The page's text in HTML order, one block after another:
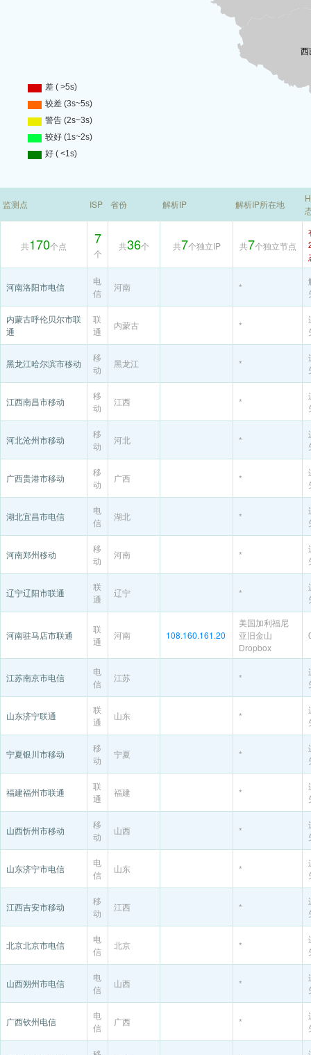
监测点 ISP 省份 解析IP 解析IP所在地
共170个点 7
个
共36个 共7个独立IP 共7个独立节点
河南洛阳市电信
电
信
河南 *
内蒙古呼伦贝尔市联
通
联
通
内蒙古 *
黑龙江哈尔滨市移动
移
动
黑龙江 *
江西南昌市移动
移
动
江西 *
河北沧州市移动
移
动
河北 *
广西贵港市移动
移
动
广西 *
湖北宜昌市电信
电
信
湖北 *
河南郑州移动
移
动
河南 *
辽宁辽阳市联通
联
通
辽宁 *
河南驻马店市联通
联
通
河南 108.160.161.20
美国加利福尼
亚旧金山
Dropbox
江苏南京市电信
电
信
江苏 *
山东济宁联通
联
通
山东 *
宁夏银川市移动
移
动
宁夏 *
福建福州市联通
联
通
福建 *
山西忻州市移动
移
动
山西 *
山东济宁市电信
电
信
山东 *
江西吉安市移动
移
动
江西 *
北京北京市电信
电
信
北京 *
山西朔州市电信
电
信
山西 *
广西钦州电信
电
信
广西 *